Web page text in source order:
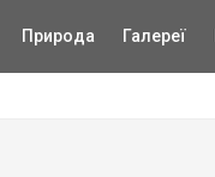
Природа Галереї